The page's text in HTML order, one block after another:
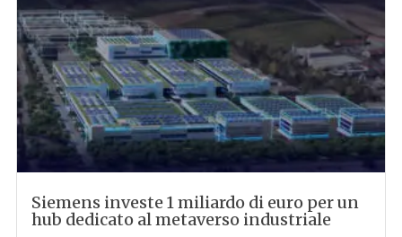
Siemens investe 1 miliardo di euro per un
hub dedicato al metaverso industriale